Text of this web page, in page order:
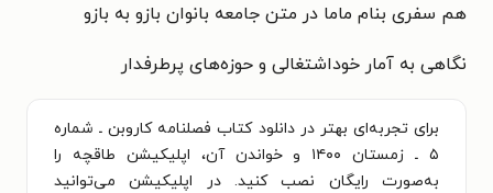
هم سفری بنام ماما در متن جامعه بانوان بازو به بازو
نگاهی به آمار خوداشتغالی و حوزه‌های پرطرفدار
برای تجربه‌ای بهتر در دانلود کتاب فصلنامه کاروبن ـ شماره
۵ ـ زمستان ۱۴۰۰ و خواندن آن، اپلیکیشن طاقچه را
به‌صورت رایگان نصب کنید. در اپلیکیشن می‌توانید